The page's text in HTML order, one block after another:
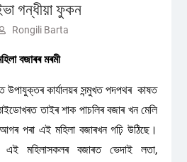
গন্ধীয়া ফুকন
Rongili Barta
বজাৰৰ মৰমী
উপাযুক্তৰ কাৰ্যালয়ৰ সন্মুখত পদপথৰ কাষত
ঠাইডোখৰত তাইৰ শাক পাচলিৰ বজাৰ খন মেলি
পৰা এই মহিলা বজাৰখন গঢ়ি উঠিছে।
মহিলাসকলৰ বজাৰত ভেদাই লতা,